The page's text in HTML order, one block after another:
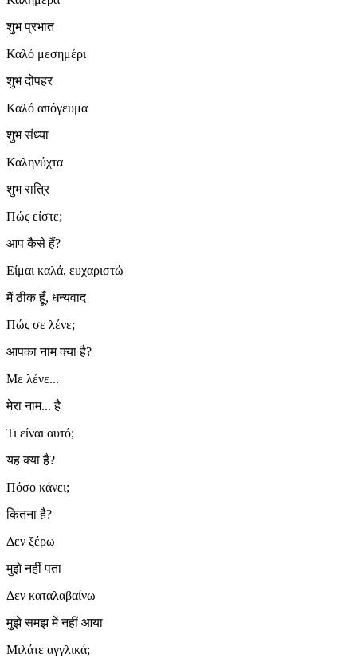
शुभ प्रभात
Καλό μεσημέρι
शुभ दोपहर
Καλό απόγευμα
शुभ संध्या
Καληνύχτα
शुभ रात्रि
Πώς είστε;
आप कैसे हैं?
Είμαι καλά, ευχαριστώ
मैं ठीक हूँ, धन्यवाद
Πώς σε λένε;
आपका नाम क्या है?
Με λένε...
मेरा नाम... है
Τι είναι αυτό;
यह क्या है?
Πόσο κάνει;
कितना है?
Δεν ξέρω
मुझे नहीं पता
Δεν καταλαβαίνω
मुझे समझ में नहीं आया
Μιλάτε αγγλικά;